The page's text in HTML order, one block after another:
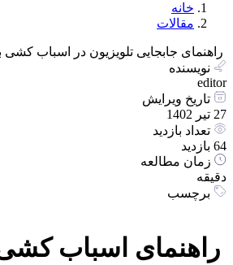
خانه
مقالات
راهنمای جابجایی تلویزیون در اسباب
نویسنده
editor
تاریخ ویرایش
27 تیر 1402
تعداد بازدید
64 بازدید
زمان مطالعه
دقیقه
برچسب
راهنمای اسباب کشی